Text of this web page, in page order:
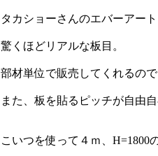
タカショーさんのエバーアート
驚くほどリアルな板目。
部材単位で販売してくれるの
また、板を貼るピッチが自由
こいつを使って４ｍ、H=1800